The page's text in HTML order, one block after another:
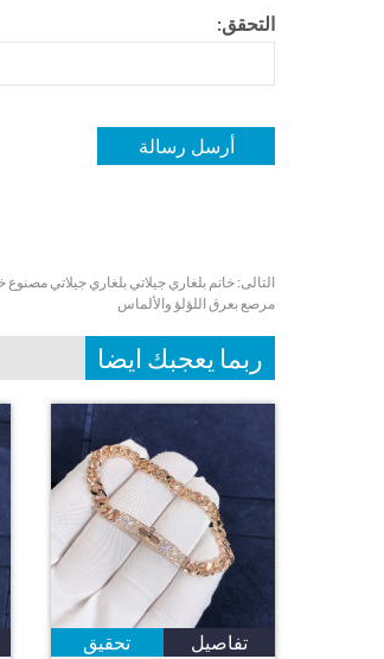
التحقق:
التالى:
مرصع بعرق اللؤلؤ والألماس
ربما يعجبك ايضا
تفاصيل
تحقيق